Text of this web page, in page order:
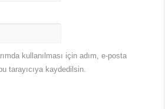
kullanılması için adım, e-posta
tarayıcıya kaydedilsin.